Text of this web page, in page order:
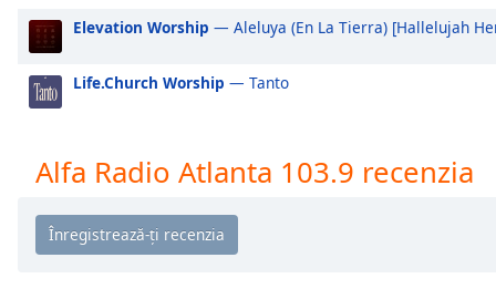
modal
window.
Beginning
window.
cancel
Elevation Worship — Aleluya (En La Tierra) [Hallelujah
Life.Church Worship — Tanto
Alfa Radio Atlanta 103.9 recenzia